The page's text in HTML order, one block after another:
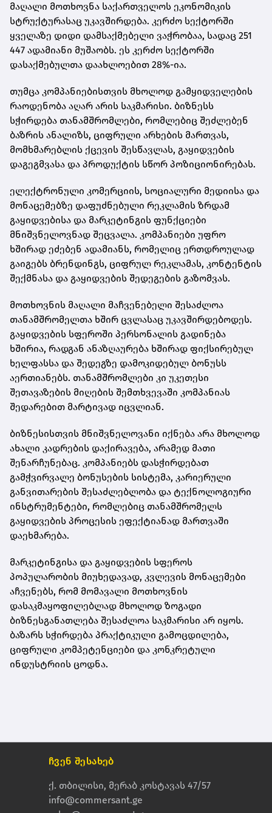
მაღალი მოთხოვნა საქართველოს ეკონომიკის
სტრუქტურასაც უკავშირდება. კერძო სექტორში
ყველაზე დიდი დამსაქმებელი ვაჭრობაა, სადაც 251
447 ადამიანი მუშაობს. ეს კერძო სექტორში
დასაქმებულთა დაახლოებით 28%-ია.
თუმცა კომპანიებისთვის მხოლოდ გამყიდველების
რაოდენობა აღარ არის საკმარისი. ბიზნესს
სჭირდება თანამშრომლები, რომლებიც შეძლებენ
ბაზრის ანალიზს, ციფრული არხების მართვას,
მომხმარებლის ქცევის შესწავლას, გაყიდვების
დაგეგმვასა და პროდუქტის სწორ პოზიციონირებას.
ელექტრონული კომერციის, სოციალური მედიისა და
მონაცემებზე დაფუძნებული რეკლამის ზრდამ
გაყიდვებისა და მარკეტინგის ფუნქციები
მნიშვნელოვნად შეცვალა. კომპანიები უფრო
ხშირად ეძებენ ადამიანს, რომელიც ერთდროულად
გაიგებს ბრენდინგს, ციფრულ რეკლამას, კონტენტის
შექმნასა და გაყიდვების შედეგების გაზომვას.
მოთხოვნის მაღალი მაჩვენებელი შესაძლოა
თანამშრომელთა ხშირ ცვლასაც უკავშირდებოდეს.
გაყიდვების სფეროში პერსონალის გადინება
ხშირია, რადგან ანაზღაურება ხშირად ფიქსირებულ
ხელფასსა და შედეგზე დამოკიდებულ ბონუსს
აერთიანებს. თანამშრომლები კი უკეთესი
შეთავაზების მიღების შემთხვევაში კომპანიას
შედარებით მარტივად იცვლიან.
ბიზნესისთვის მნიშვნელოვანი იქნება არა მხოლოდ
ახალი კადრების დაქირავება, არამედ მათი
შენარჩუნებაც. კომპანიებს დასჭირდებათ
გამჭვირვალე ბონუსების სისტემა, კარიერული
განვითარების შესაძლებლობა და ტექნოლოგიური
ინსტრუმენტები, რომლებიც თანამშრომელს
გაყიდვების პროცესის ეფექტიანად მართვაში
დაეხმარება.
მარკეტინგისა და გაყიდვების სფეროს
პოპულარობის მიუხედავად, კვლევის მონაცემები
აჩვენებს, რომ მომავალი მოთხოვნის
დასაკმაყოფილებლად მხოლოდ ზოგადი
ბიზნესგანათლება შესაძლოა საკმარისი არ იყოს.
ბაზარს სჭირდება პრაქტიკული გამოცდილება,
ციფრული კომპეტენციები და კონკრეტული
ინდუსტრიის ცოდნა.
ჩვენ შესახებ
ქ. თბილისი, მერაბ კოსტავას 47/57
info@commersant.ge